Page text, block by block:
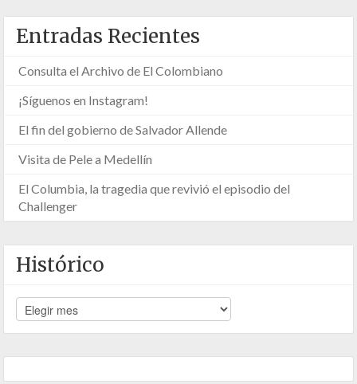
Entradas Recientes
Consulta el Archivo de El Colombiano
¡Síguenos en Instagram!
El fin del gobierno de Salvador Allende
Visita de Pele a Medellín
El Columbia, la tragedia que revivió el episodio del
Challenger
Histórico